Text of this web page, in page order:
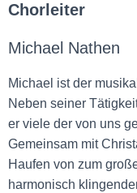
Chorleiter
Michael Nathen
Michael ist der
Neben seiner
er viele der von uns
Gemeinsam mit
Haufen von zum
harmonisch